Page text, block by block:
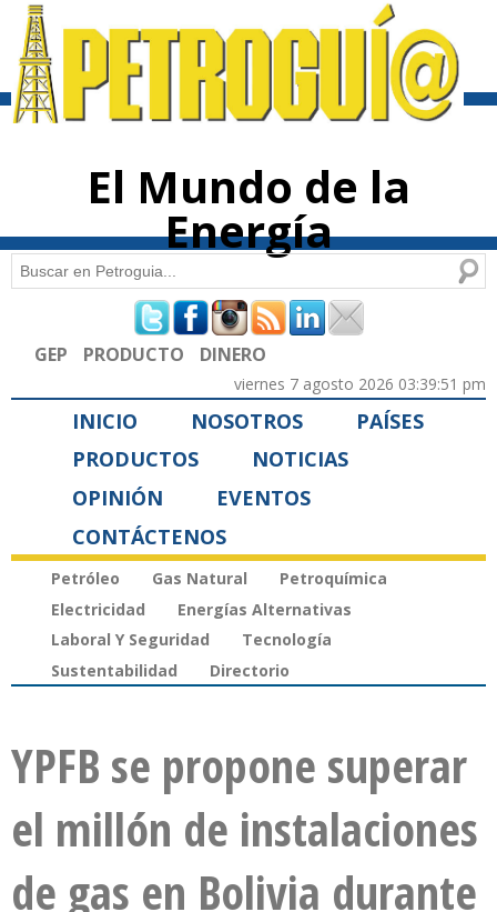
contenido
El Mundo de la
Energía
Formulario de búsqueda
Buscar
GEP PRODUCTO DINERO
viernes 7 agosto 2026 03:39:51 pm
INICIO NOSOTROS
PAÍSES
PRODUCTOS
NOTICIAS
OPINIÓN
EVENTOS
CONTÁCTENOS
Petróleo Gas Natural
Petroquímica
Electricidad
Energías Alternativas
Laboral Y Seguridad
Tecnología
Sustentabilidad
Directorio
YPFB se propone superar
el millón de instalaciones
de gas en Bolivia durante